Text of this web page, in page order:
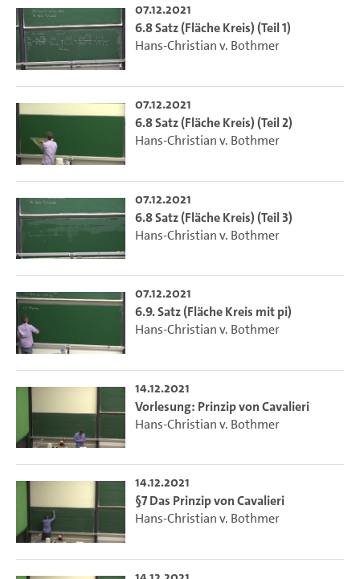
07.12.2021
6.8 Satz (Fläche Kreis) (Teil 1)
Hans-Christian v. Bothmer
07.12.2021
6.8 Satz (Fläche Kreis) (Teil 2)
Hans-Christian v. Bothmer
07.12.2021
6.8 Satz (Fläche Kreis) (Teil 3)
Hans-Christian v. Bothmer
07.12.2021
6.9. Satz (Fläche Kreis mit pi)
Hans-Christian v. Bothmer
14.12.2021
Vorlesung: Prinzip von Cavalieri
Hans-Christian v. Bothmer
14.12.2021
§7 Das Prinzip von Cavalieri
Hans-Christian v. Bothmer